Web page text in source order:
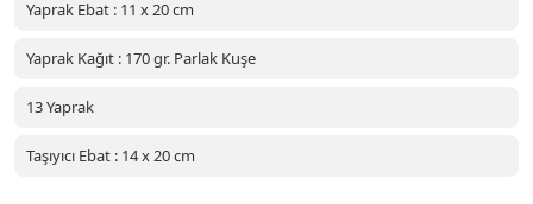
Yaprak Ebat : 11 x 20 cm
Yaprak Kağıt : 170 gr. Parlak Kuşe
13 Yaprak
Taşıyıcı Ebat : 14 x 20 cm